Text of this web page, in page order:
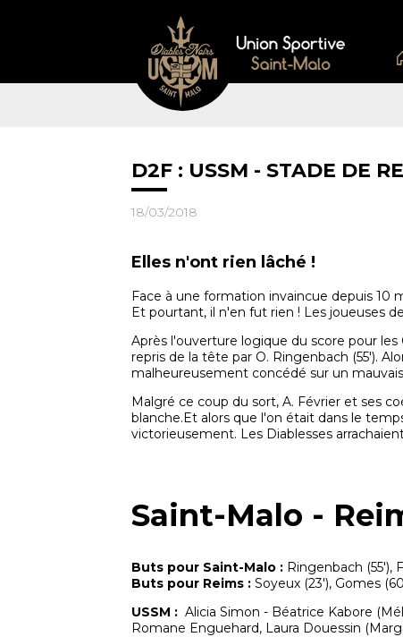
D2F : USSM - STADE DE
18/03/2018
Elles n'ont rien lâché !
Face à une formation invaincue depuis 10
Et pourtant, il n'en fut rien ! Les joueuses
Après l'ouverture logique du score pour
repris de la tête par O. Ringenbach (55').
malheureusement concédé sur un
Malgré ce coup du sort, A. Février et ses
blanche.Et alors que l'on était dans le
victorieusement. Les Diablesses
Saint-Malo -
Buts pour Saint-Malo : Ringenbach (55'),
Buts pour Reims : Soyeux (23'), Gomes
USSM : Alicia Simon - Béatrice Kabore
Romane Enguehard, Laura Douessin